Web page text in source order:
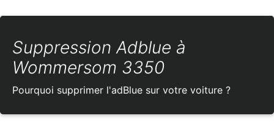
Suppression Adblue à
Wommersom 3350
Pourquoi supprimer l'adBlue sur votre voiture ?